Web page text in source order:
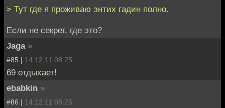
> Тут где я проживаю энтих гадин полно.
Если не секрет, где это?
Jaga »
#85 | 14.12.11 08:25
69 отдыхает!
ebabkin »
#86 | 14.12.11 08:25